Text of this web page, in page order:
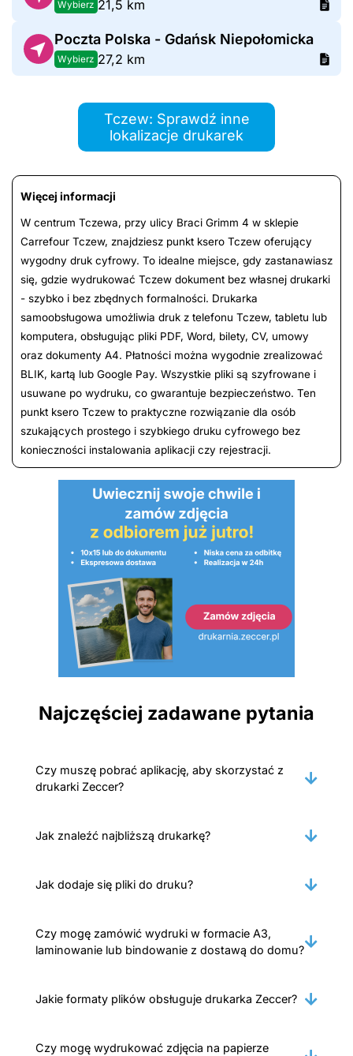
Wybierz 21,5 km
Poczta Polska - Gdańsk Niepołomicka
Wybierz 27,2 km
Tczew: Sprawdź inne
lokalizacje drukarek
Więcej informacji
W centrum Tczewa, przy ulicy Braci Grimm 4 w sklepie
Carrefour Tczew, znajdziesz punkt ksero Tczew oferujący
wygodny druk cyfrowy. To idealne miejsce, gdy zastanawiasz
się, gdzie wydrukować Tczew dokument bez własnej drukarki
- szybko i bez zbędnych formalności. Drukarka
samoobsługowa umożliwia druk z telefonu Tczew, tabletu lub
komputera, obsługując pliki PDF, Word, bilety, CV, umowy
oraz dokumenty A4. Płatności można wygodnie zrealizować
BLIK, kartą lub Google Pay. Wszystkie pliki są szyfrowane i
usuwane po wydruku, co gwarantuje bezpieczeństwo. Ten
punkt ksero Tczew to praktyczne rozwiązanie dla osób
szukających prostego i szybkiego druku cyfrowego bez
konieczności instalowania aplikacji czy rejestracji.
Najczęściej zadawane pytania
Czy muszę pobrać aplikację, aby skorzystać z
drukarki Zeccer?
Jak znaleźć najbliższą drukarkę?
Jak dodaje się pliki do druku?
Czy mogę zamówić wydruki w formacie A3,
laminowanie lub bindowanie z dostawą do domu?
Jakie formaty plików obsługuje drukarka Zeccer?
Czy mogę wydrukować zdjęcia na papierze